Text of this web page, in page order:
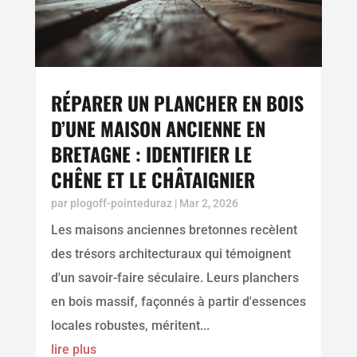
RÉPARER UN PLANCHER EN BOIS
D’UNE MAISON ANCIENNE EN
BRETAGNE : IDENTIFIER LE
CHÊNE ET LE CHÂTAIGNIER
par plogoff-pointeduraz| Mar 2, 2026
Les maisons anciennes bretonnes recèlent
des trésors architecturaux qui témoignent
d'un savoir-faire séculaire. Leurs planchers
en bois massif, façonnés à partir d'essences
locales robustes, méritent...
lire plus